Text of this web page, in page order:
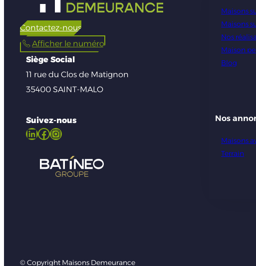
Contactez-nous
Afficher le numéro
Siège Social
11 rue du Clos de Matignon
35400 SAINT-MALO
Suivez-nous
LinkedIn Facebook Instagram
Maisons
Maisons
Nos
Maison
Blog
Nos
Maisons
Terrain
© Copyright Maisons Demeurance